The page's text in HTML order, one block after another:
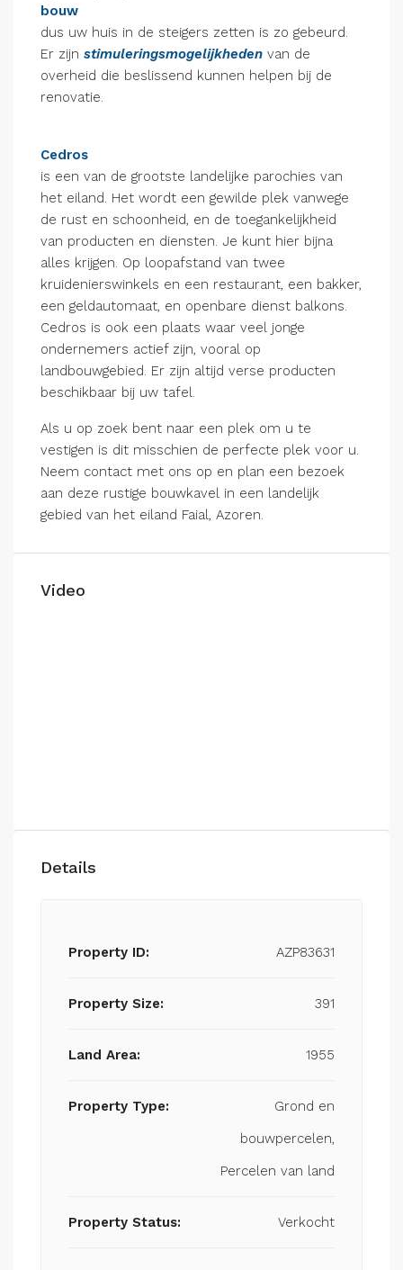
bouw
dus uw huis in de steigers zetten is zo gebeurd.
Er zijn stimuleringsmogelijkheden van de
overheid die beslissend kunnen helpen bij de
renovatie.
Cedros
is een van de grootste landelijke parochies van
het eiland. Het wordt een gewilde plek vanwege
de rust en schoonheid, en de toegankelijkheid
van producten en diensten. Je kunt hier bijna
alles krijgen. Op loopafstand van twee
kruidenierswinkels en een restaurant, een bakker,
een geldautomaat, en openbare dienst balkons.
Cedros is ook een plaats waar veel jonge
ondernemers actief zijn, vooral op
landbouwgebied. Er zijn altijd verse producten
beschikbaar bij uw tafel.
Als u op zoek bent naar een plek om u te
vestigen is dit misschien de perfecte plek voor u.
Neem contact met ons op en plan een bezoek
aan deze rustige bouwkavel in een landelijk
gebied van het eiland Faial, Azoren.
Video
Details
Property ID: AZP83631
Property Size: 391
Land Area: 1955
Property Type:
Grond en
bouwpercelen,
Percelen van land
Property Status: Verkocht